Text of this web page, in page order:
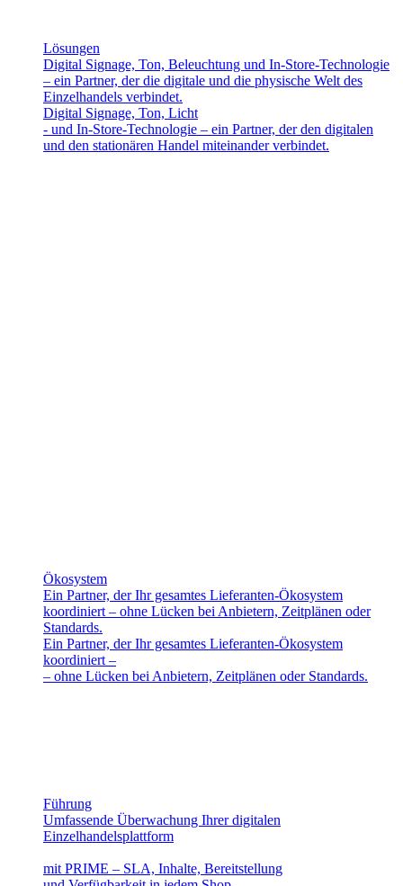
Lösungen
Digital Signage, Ton, Beleuchtung und In-Store-Technologie
– ein Partner, der die digitale und die physische Welt des
Einzelhandels verbindet.
Digital Signage, Ton, Licht
- und In-Store-Technologie – ein Partner, der den digitalen
und den stationären Handel miteinander verbindet.
Ökosystem
Ein Partner, der Ihr gesamtes Lieferanten-Ökosystem
koordiniert – ohne Lücken bei Anbietern, Zeitplänen oder
Standards.
Ein Partner, der Ihr gesamtes Lieferanten-Ökosystem
koordiniert –
– ohne Lücken bei Anbietern, Zeitplänen oder Standards.
Führung
Umfassende Überwachung Ihrer digitalen
Einzelhandelsplattform
mit PRIME – SLA, Inhalte, Bereitstellung